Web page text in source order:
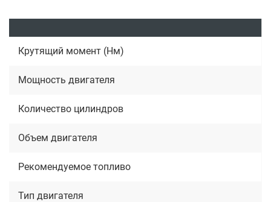
Крутящий момент (Нм)
Мощность двигателя
Количество цилиндров
Объем двигателя
Рекомендуемое топливо
Тип двигателя